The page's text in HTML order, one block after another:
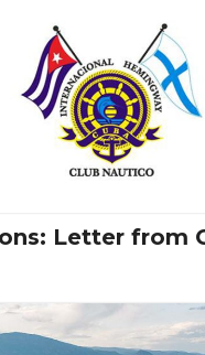
Letter from